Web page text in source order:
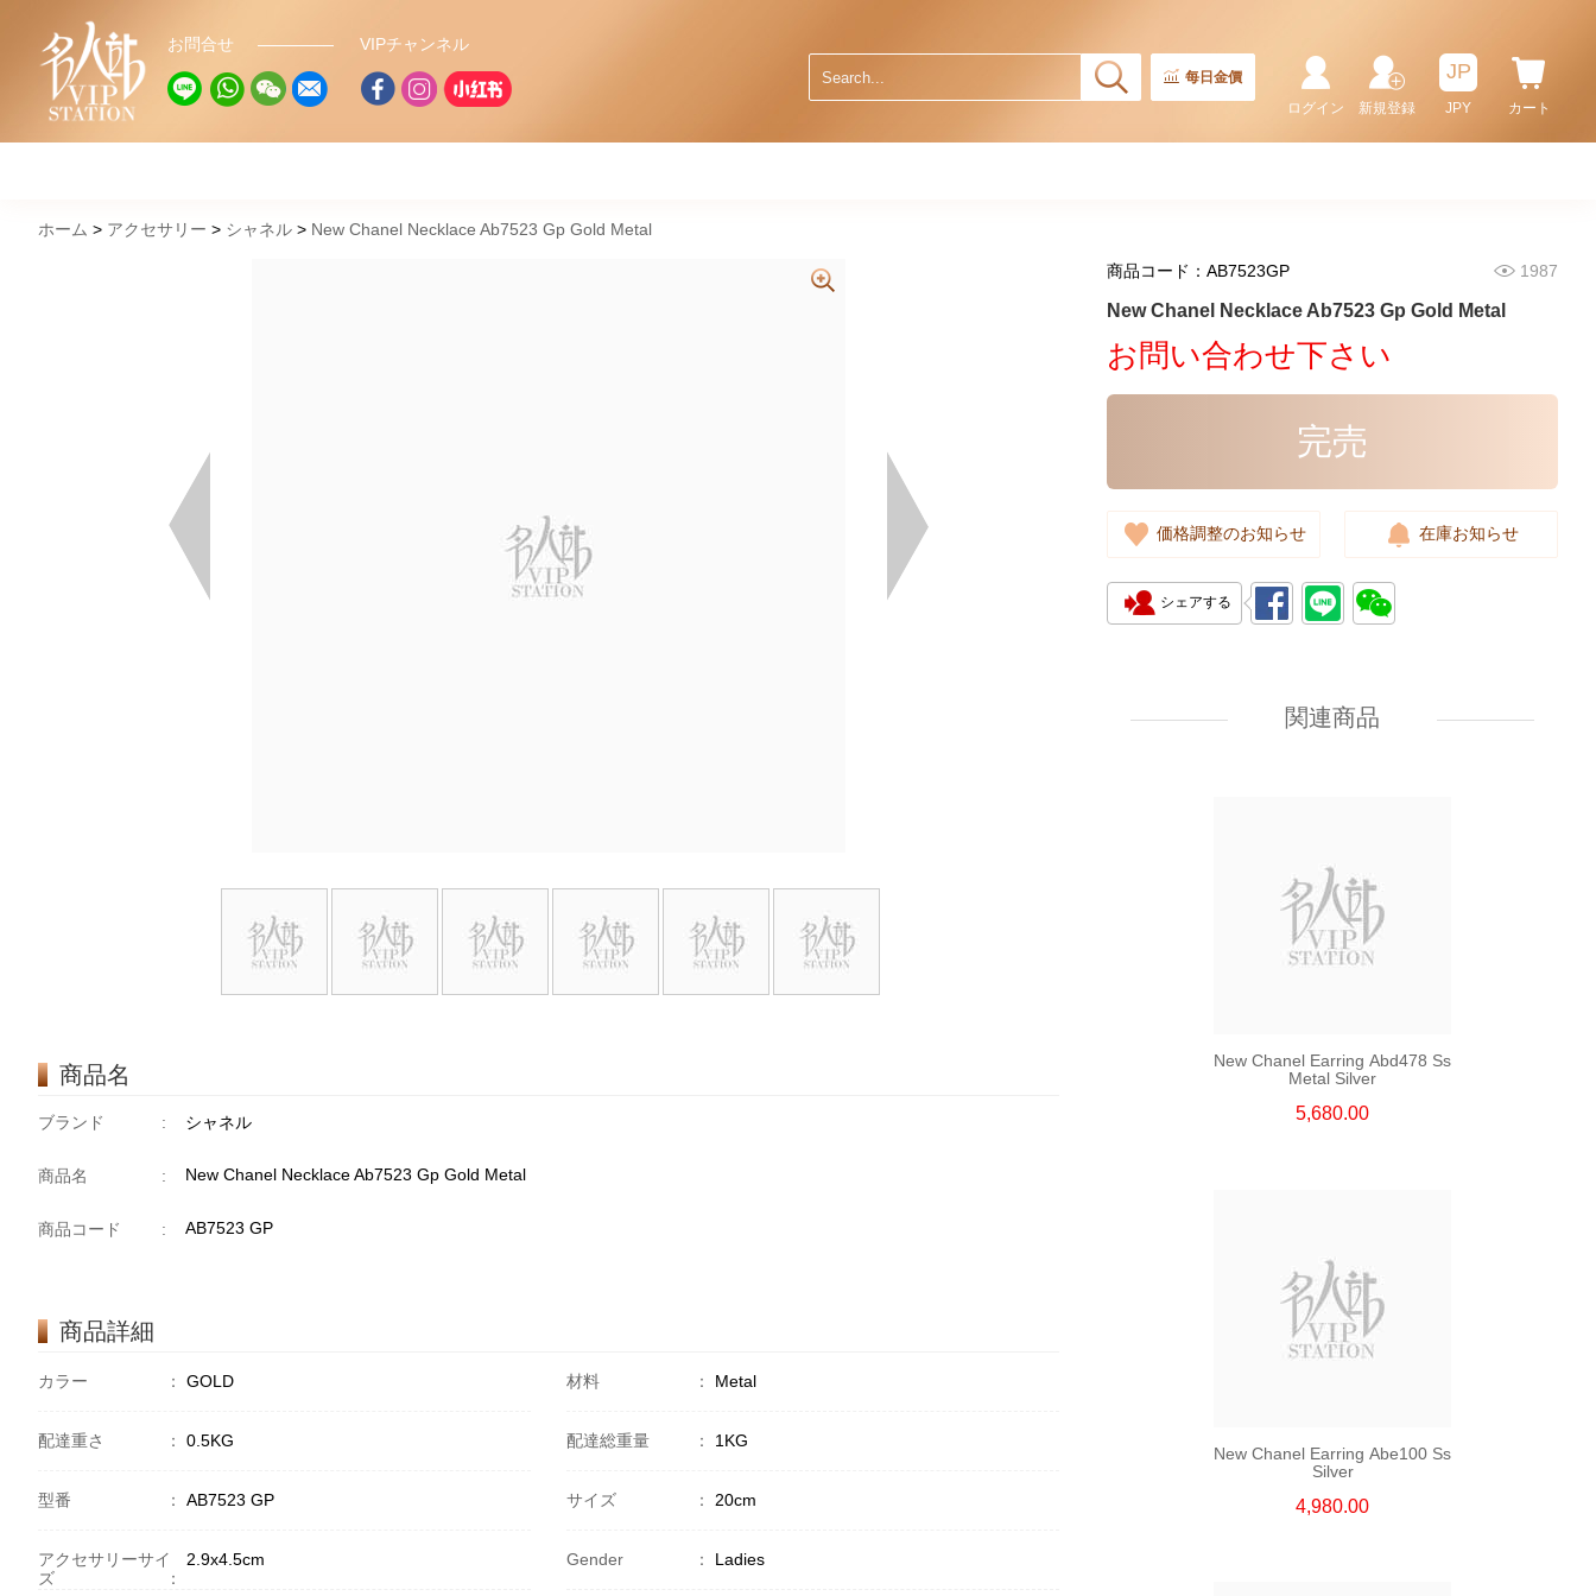
お問合せ VIPチャンネル
每日金價
カート
JP
JPY
新規登録
ログイン
ホーム アクセサリー シャネル New Chanel Necklace Ab7523 Gp Gold Metal
商品名
ブランド : シャネル
商品名 : New Chanel Necklace Ab7523 Gp Gold Metal
商品コード : AB7523 GP
商品詳細
カラー ： GOLD 材料 ： Metal
配達重さ ： 0.5KG 配達総重量 ： 1KG
型番 ： AB7523 GP サイズ ： 20cm
アクセサリーサイ
ズ
：
2.9x4.5cm Gender ： Ladies
商品コード：AB7523GP 1987
New Chanel Necklace Ab7523 Gp Gold Metal
お問い合わせ下さい
完売
価格調整のお知らせ 在庫お知らせ
シェアする
関連商品
New Chanel Earring Abf154 Gp
5,480.00
New Chanel Earring Abd478 Ss
Metal Silver
5,680.00
New Chanel Earring Abe100 Ss
Silver
4,980.00